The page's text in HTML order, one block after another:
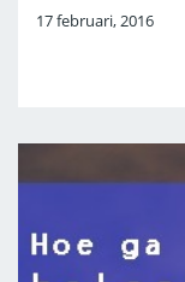
17 februari, 2016